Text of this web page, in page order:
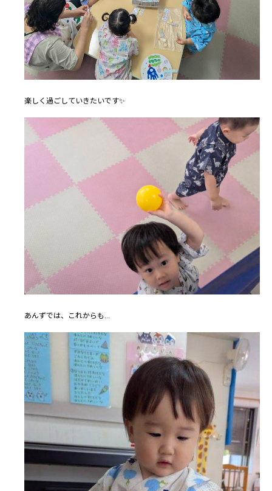
楽しく過ごしていきたいです✨
あんずでは、これからも…